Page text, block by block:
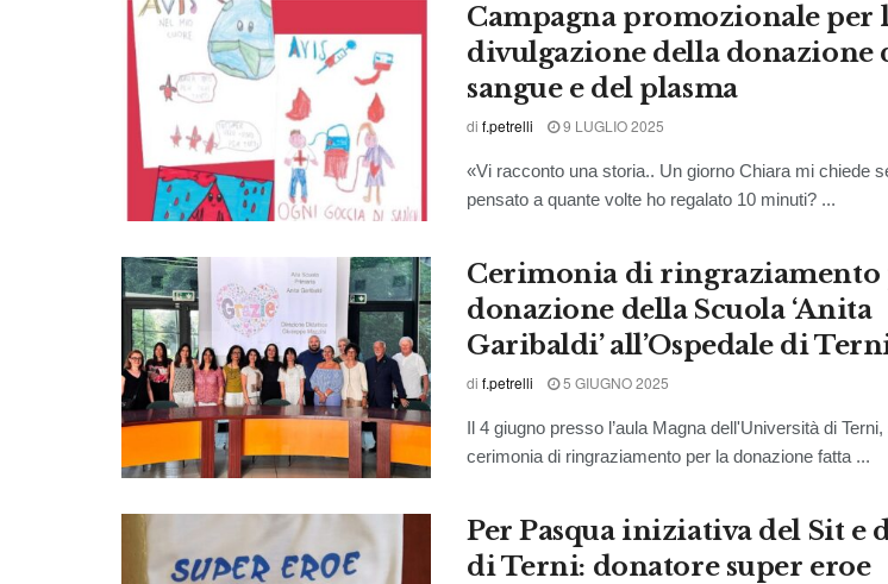
Campagna promozionale per
divulgazione della donazione
sangue e del plasma
di f.petrelli 9 LUGLIO 2025
«Vi racconto una storia.. Un giorno Chiara mi chiede
pensato a quante volte ho regalato 10 minuti? ...
Cerimonia di ringraziamento
donazione della Scuola ‘Anita
Garibaldi’ all’Ospedale di
di f.petrelli 5 GIUGNO 2025
Il 4 giugno presso l’aula Magna dell'Università di
cerimonia di ringraziamento per la donazione fatta ...
Per Pasqua iniziativa del Sit e
di Terni: donatore super eroe